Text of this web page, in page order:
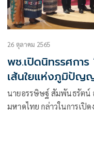
26 ตุลาคม 2565
พช.เปิดนิทรรศกา
เส้นใยแห่งภูมิปัญ
สากล มุ่งขยายตล
ต่อไป
นายอรรษิษฐ์ สัมพันธรัตน์
มหาดไทย กล่าวในการเปิ